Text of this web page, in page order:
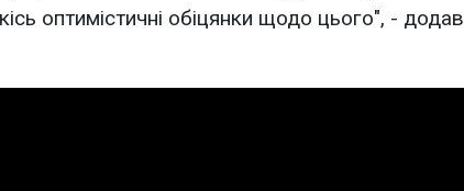
оптимістичні обіцянки щодо цього", - додав